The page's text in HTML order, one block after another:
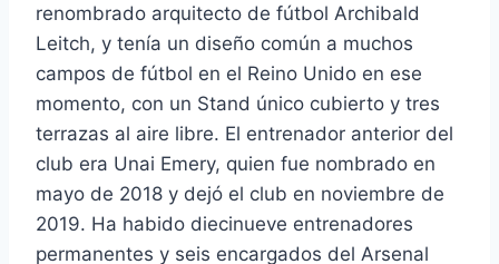
renombrado arquitecto de fútbol Archibald
Leitch, y tenía un diseño común a muchos
campos de fútbol en el Reino Unido en ese
momento, con un Stand único cubierto y tres
terrazas al aire libre. El entrenador anterior del
club era Unai Emery, quien fue nombrado en
mayo de 2018 y dejó el club en noviembre de
2019. Ha habido diecinueve entrenadores
permanentes y seis encargados del Arsenal